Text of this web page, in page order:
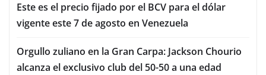
Este es el precio fijado por el BCV para el dólar
vigente este 7 de agosto en Venezuela
Orgullo zuliano en la Gran Carpa: Jackson Chourio
alcanza el exclusivo club del 50-50 a una edad